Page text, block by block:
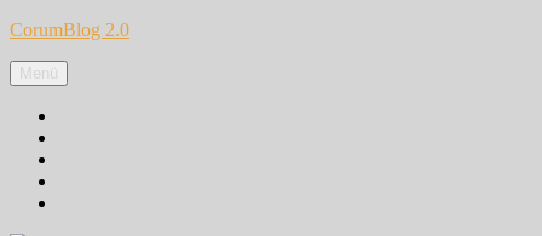
Zum
springen
CorumBlog 2.0
Menü